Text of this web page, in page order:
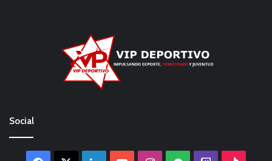
Social